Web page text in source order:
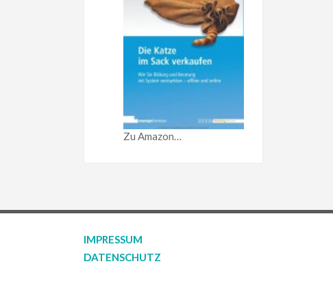
Zu Amazon…
IMPRESSUM
DATENSCHUTZ